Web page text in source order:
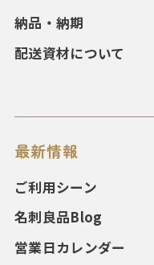
納品・納期
配送資材について
最新情報
ご利用シーン
名刺良品Blog
営業日カレンダー